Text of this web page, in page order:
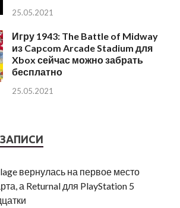
25.05.2021
Игру 1943: The Battle of Midway
из Capcom Arcade Stadium для
Xbox сейчас можно забрать
бесплатно
25.05.2021
вернулась на первое место
а Returnal для PlayStation 5